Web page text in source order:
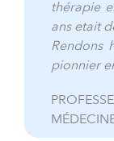
thérapie
ans etait
Rendons
pionnier